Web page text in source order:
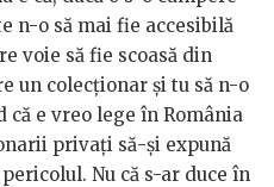
n-o să mai fie accesibilă
voie să fie scoasă din
un colecționar și tu să n-o
că e vreo lege în România
privați să-și expună
Nu că s-ar duce în